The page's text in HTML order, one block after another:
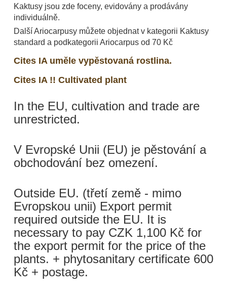
Kaktusy jsou zde foceny, evidovány a prodávány
individuálně.
Další Ariocarpusy můžete objednat v kategorii Kaktusy
standard a podkategorii Ariocarpus od 70 Kč
Cites IA uměle vypěstovaná rostlina.
Cites IA !! Cultivated plant
In the EU, cultivation and trade are
unrestricted.
V Evropské Unii (EU) je pěstování a
obchodování bez omezení.
Outside EU. (třetí země - mimo
Evropskou unii) Export permit
required outside the EU. It is
necessary to pay CZK 1,100 Kč for
the export permit for the price of the
plants. + phytosanitary certificate 600
Kč + postage.